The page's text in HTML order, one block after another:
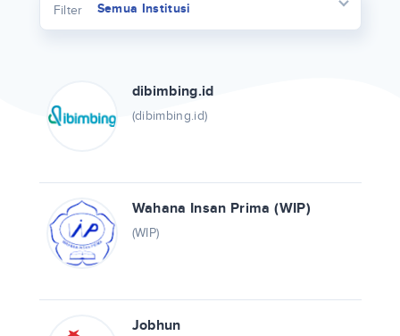
Filter Semua Institusi
dibimbing.id
(dibimbing.id)
Wahana Insan Prima (WIP)
(WIP)
Jobhun